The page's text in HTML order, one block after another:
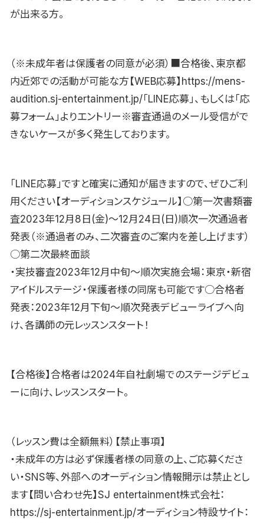
が出来る方。
（※未成年者は保護者の同意が必須）■合格後、東京都
内近郊での活動が可能な方【WEB応募】https://mens-
audition.sj-entertainment.jp/「LINE応募」、もしくは「応
募フォーム」よりエントリー※審査通過のメール受信がで
きないケースが多く発生しております。
「LINE応募」ですと確実に通知が届きますので、ぜひご利
用ください【オーディションスケジュール】○第一次書類審
査2023年12月8日(金)〜12月24日(日)順次一次通過者
発表（※通過者のみ、二次審査のご案内を差し上げます）
○第二次最終面談
・実技審査2023年12月中旬〜順次実施会場：東京・新宿
アイドルステージ・保護者様の同席も可能です○合格者
発表：2023年12月下旬〜順次発表デビューライブへ向
け、各講師の元レッスンスタート！
【合格後】合格者は2024年自社劇場でのステージデビュ
ーに向け、レッスンスタート。
（レッスン費は全額無料）【禁止事項】
・未成年の方は必ず保護者様の同意の上、ご応募くださ
い・SNS等、外部へのオーディション情報開示は禁止とし
ます【問い合わせ先】SJ entertainment株式会社：
https://sj-entertainment.jp/オーディション特設サイト：